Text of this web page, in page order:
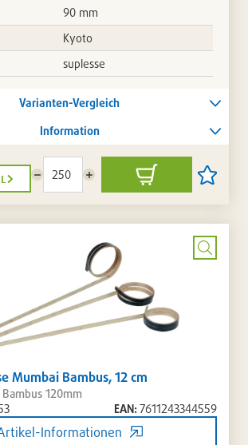
90 mm
Kyoto
suplesse
Varianten-Vergleich
Information
Menge
reduzieren
Menge
erhöhen
In
den
Artikel
/
Bild
Mumbai Bambus, 12 cm
120mm
EAN:7611243344559
Informationen